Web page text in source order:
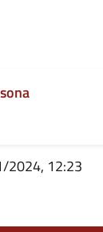
2024, 12:23